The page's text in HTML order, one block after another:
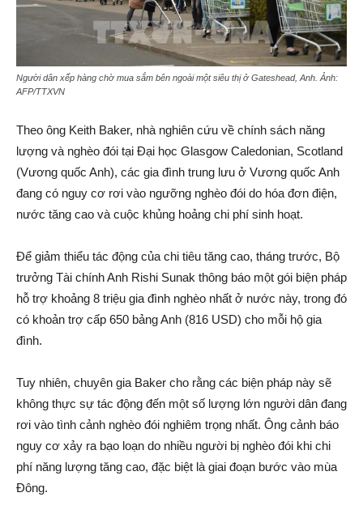
Người dân xếp hàng chờ mua sắm bên ngoài một siêu thị ở Gateshead, Anh. Ảnh:
AFP/TTXVN
Theo ông Keith Baker, nhà nghiên cứu về chính sách năng
lượng và nghèo đói tại Đại học Glasgow Caledonian, Scotland
(Vương quốc Anh), các gia đình trung lưu ở Vương quốc Anh
đang có nguy cơ rơi vào ngưỡng nghèo đói do hóa đơn điện,
nước tăng cao và cuộc khủng hoảng chi phí sinh hoạt.
Để giảm thiểu tác động của chi tiêu tăng cao, tháng trước, Bộ
trưởng Tài chính Anh Rishi Sunak thông báo một gói biện pháp
hỗ trợ khoảng 8 triệu gia đình nghèo nhất ở nước này, trong đó
có khoản trợ cấp 650 bảng Anh (816 USD) cho mỗi hộ gia
đình.
Tuy nhiên, chuyên gia Baker cho rằng các biện pháp này sẽ
không thực sự tác động đến một số lượng lớn người dân đang
rơi vào tình cảnh nghèo đói nghiêm trọng nhất. Ông cảnh báo
nguy cơ xảy ra bạo loạn do nhiều người bị nghèo đói khi chi
phí năng lượng tăng cao, đặc biệt là giai đoạn bước vào mùa
Đông.